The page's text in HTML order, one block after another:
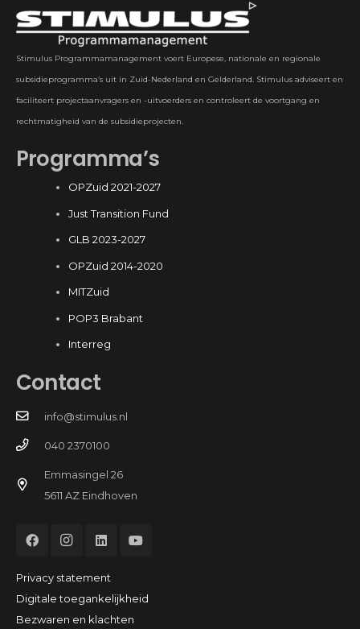
Stimulus Programmamanagement voert Europese, nationale en regionale
subsidieprogramma’s uit in Zuid-Nederland en Gelderland. Stimulus adviseert en
faciliteert projectaanvragers en -uitvoerders en controleert de voortgang en
rechtmatigheid van de subsidieprojecten.
Programma’s
OPZuid 2021-2027
Just Transition Fund
GLB 2023-2027
OPZuid 2014-2020
MITZuid
POP3 Brabant
Interreg
Contact
info@stimulus.nl
040 2370100
Emmasingel 26
5611 AZ Eindhoven
Privacy statement
Digitale toegankelijkheid
Bezwaren en klachten